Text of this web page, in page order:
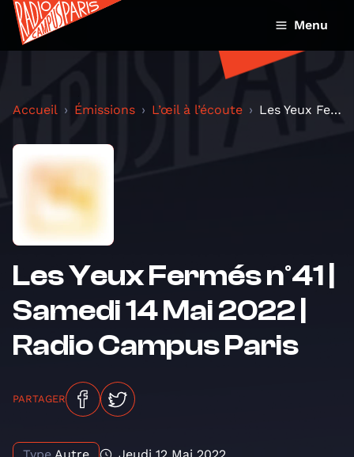
Menu
Accueil Émissions L’œil à l’écoute Les Yeux Fermés n°41 | Samedi 14 Mai 2022 | Radio...
Les Yeux Fermés n°41 |
Samedi 14 Mai 2022 |
Radio Campus Paris
PARTAGER